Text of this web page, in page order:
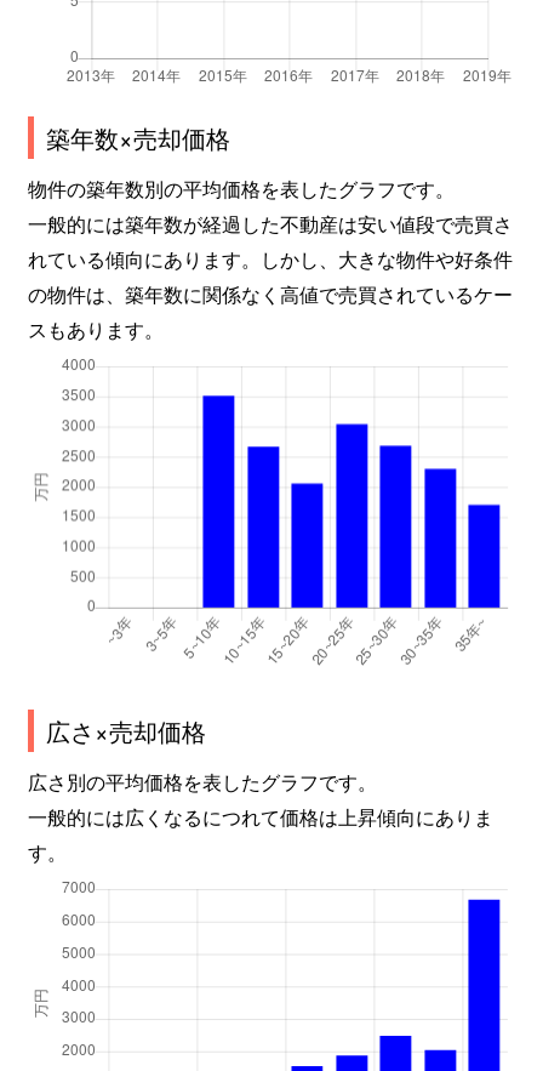
築年数×売却価格
物件の築年数別の平均価格を表したグラフです。
一般的には築年数が経過した不動産は安い値段で売買さ
れている傾向にあります。しかし、大きな物件や好条件
の物件は、築年数に関係なく高値で売買されているケー
スもあります。
広さ×売却価格
広さ別の平均価格を表したグラフです。
一般的には広くなるにつれて価格は上昇傾向にありま
す。